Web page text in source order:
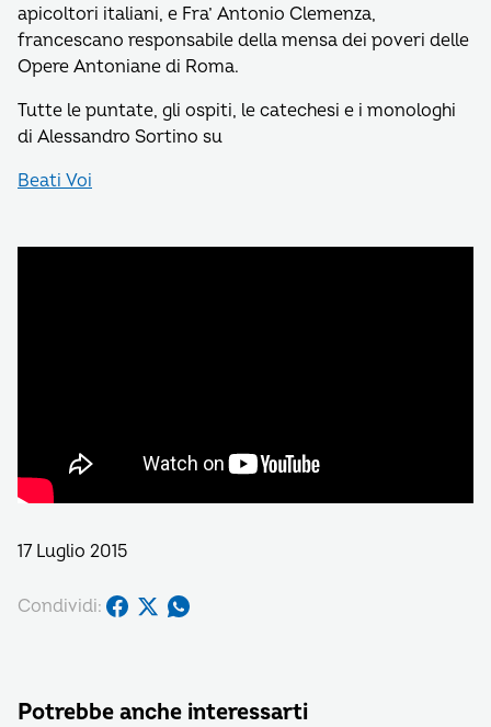
apicoltori italiani, e Fra’ Antonio Clemenza,
francescano responsabile della mensa dei poveri delle
Opere Antoniane di Roma.
Tutte le puntate, gli ospiti, le catechesi e i monologhi
di Alessandro Sortino su
Beati Voi
17 Luglio 2015
Condividi:
Potrebbe anche interessarti